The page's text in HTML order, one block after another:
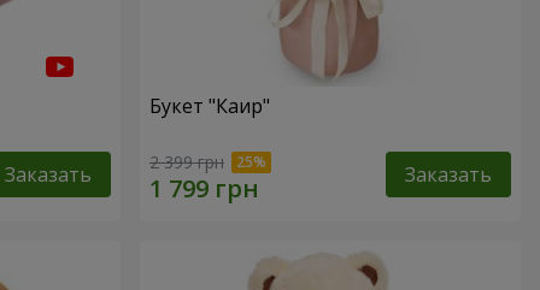
Заказать
Букет "Каир"
2 399 грн Заказать